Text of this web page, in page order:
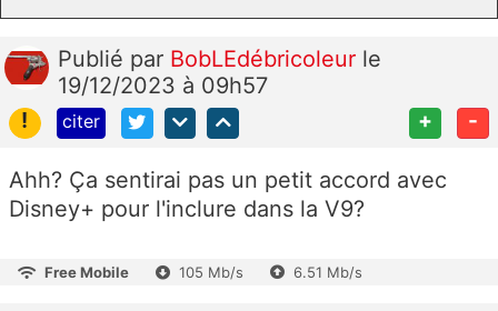
Publié par BobLEdébricoleur le
19/12/2023 à 09h57
!
citer + -
Ahh? Ça sentirai pas un petit accord avec
Disney+ pour l'inclure dans la V9?
Free Mobile 105 Mb/s 6.51 Mb/s